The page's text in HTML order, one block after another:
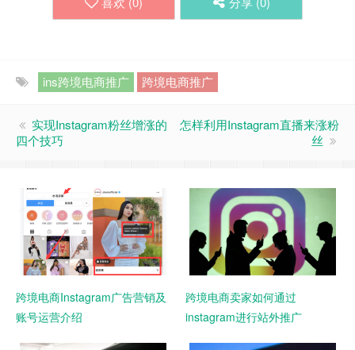
ins跨境电商推广 跨境电商推广
实现Instagram粉丝增涨的
四个技巧
怎样利用Instagram直播来涨粉
丝
跨境电商Instagram广告营销及
账号运营介绍
跨境电商卖家如何通过
instagram进行站外推广